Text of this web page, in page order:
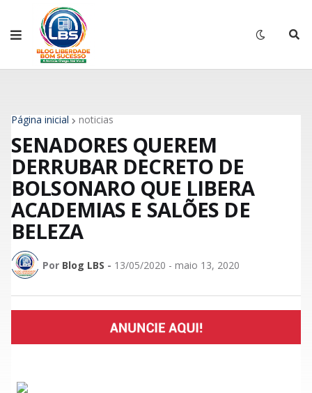
Página inicial noticias
SENADORES QUEREM
DERRUBAR DECRETO DE
BOLSONARO QUE LIBERA
ACADEMIAS E SALÕES DE
BELEZA
Por Blog LBS - 13/05/2020 - maio 13, 2020